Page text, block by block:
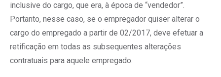
inclusive do cargo, que era, à época de “vendedor”.
Portanto, nesse caso, se o empregador quiser alterar o
cargo do empregado a partir de 02/2017, deve efetuar a
retificação em todas as subsequentes alterações
contratuais para aquele empregado.